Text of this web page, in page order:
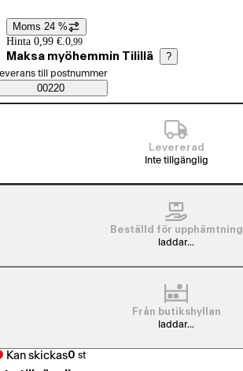
Prisinformation
Moms 24 %
Hinta 0,99 €. 0,99
Maksa myöhemmin Tilillä ?
Saatavuustiedot
beställningssätt
till postnummer
00220
Levererad
Inte tillgänglig
Beställd för upphämtning
laddar...
Från butikshyllan
laddar...
Kan skickas0 st